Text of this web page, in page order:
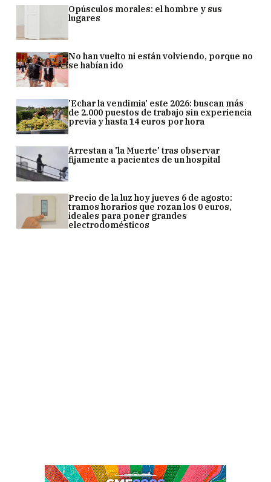
Opúsculos morales: el hombre y sus
lugares
No han vuelto ni están volviendo, porque no
se habían ido
'Echar la vendimia' este 2026: buscan más
de 2.000 puestos de trabajo sin experiencia
previa y hasta 14 euros por hora
Arrestan a 'la Muerte' tras observar
fijamente a pacientes de un hospital
Precio de la luz hoy jueves 6 de agosto:
tramos horarios que rozan los 0 euros,
ideales para poner grandes
electrodomésticos